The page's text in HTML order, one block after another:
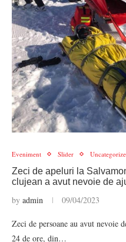
Eveniment Slider
Zeci de apeluri la
clujean a avut nevoie de
by admin 09/04/2023
Zeci de persoane au avut
24 de ore, din…